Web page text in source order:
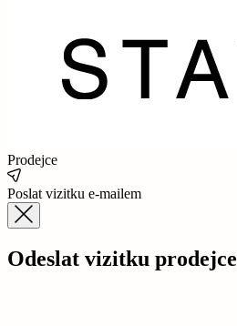
Prodejce
Poslat vizitku e-mailem
Odeslat vizitku prodejce